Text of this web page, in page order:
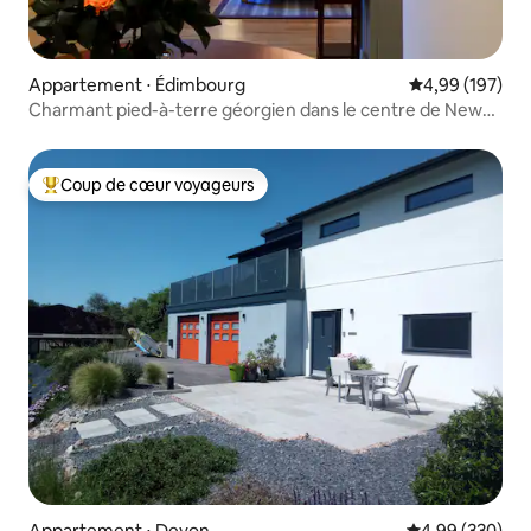
Appartement ⋅ Édimbourg Évaluation
4,99 (197)
Charmant pied-à-terre géorgien dans le centre de New
Coups de cœur voyageurs les plus appréciés
Coup de cœur voyageurs